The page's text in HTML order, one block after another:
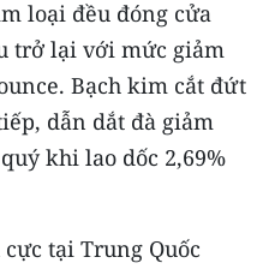
loại đều đóng cửa
trở lại với mức giảm
Bạch kim cắt đứt
dẫn dắt đà giảm
khi lao dốc 2,69%
tại Trung Quốc